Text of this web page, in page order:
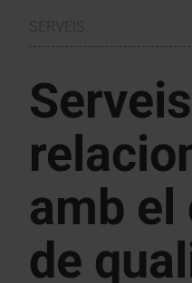
Serveis
amb el
de